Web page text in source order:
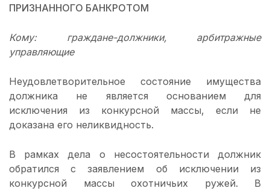
ПРИЗНАННОГО БАНКРОТОМ
Кому: граждане-должники, арбитражные
управляющие
Неудовлетворительное состояние имущества
должника не является основанием для
исключения из конкурсной массы, если не
доказана его неликвидность.
В рамках дела о несостоятельности должник
обратился с заявлением об исключении из
конкурсной массы охотничьих ружей. В